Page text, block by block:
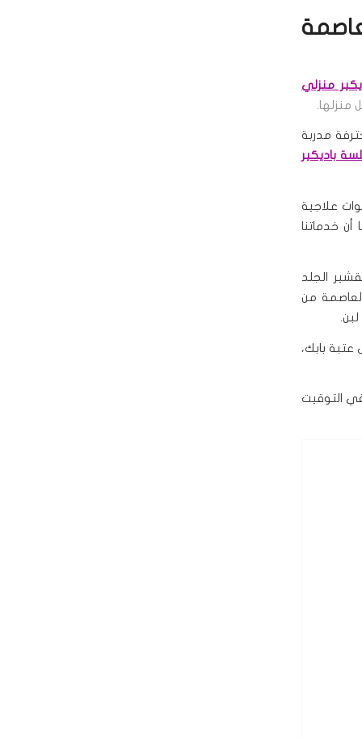
منزلي
منزلها.
مدربة
باديكير
علاجية
خدماتنا
الجلد
من
عتبة بابك،
التوقيت